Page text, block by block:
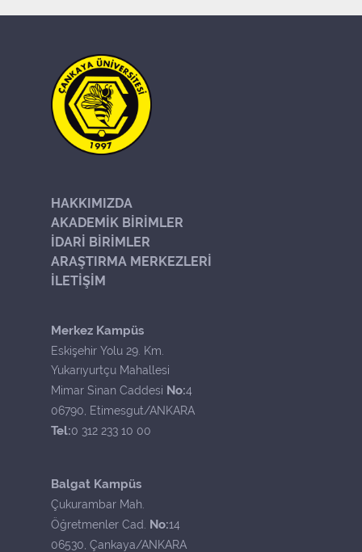
HAKKIMIZDA
AKADEMİK BİRİMLER
İDARİ BİRİMLER
ARAŞTIRMA MERKEZLERİ
İLETİŞİM
Merkez Kampüs
Eskişehir Yolu 29. Km.
Yukarıyurtçu Mahallesi
Mimar Sinan Caddesi No:4
06790, Etimesgut/ANKARA
Tel:0 312 233 10 00
Balgat Kampüs
Çukurambar Mah.
Öğretmenler Cad. No:14
06530, Çankaya/ANKARA